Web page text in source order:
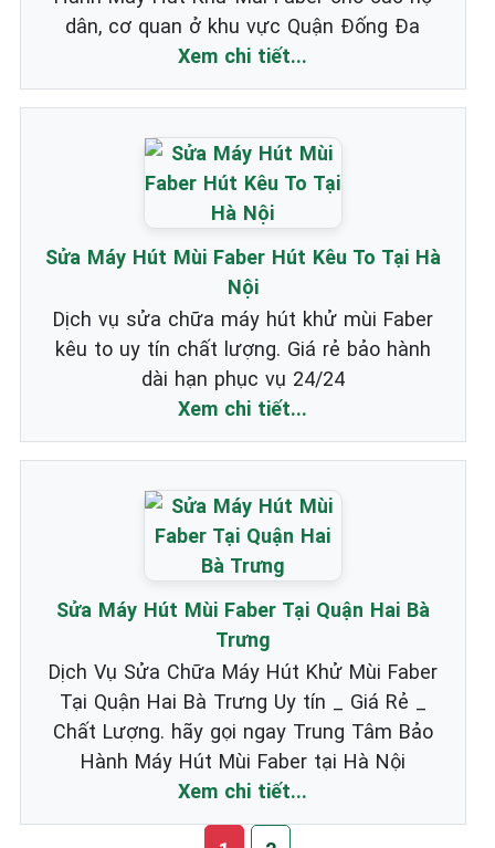
dân, cơ quan ở khu vực Quận Đống Đa
Xem chi tiết...
Sửa Máy Hút Mùi Faber Hút Kêu To Tại Hà
Nội
Dịch vụ sửa chữa máy hút khử mùi Faber
kêu to uy tín chất lượng. Giá rẻ bảo hành
dài hạn phục vụ 24/24
Xem chi tiết...
Sửa Máy Hút Mùi Faber Tại Quận Hai Bà
Trưng
Dịch Vụ Sửa Chữa Máy Hút Khử Mùi Faber
Tại Quận Hai Bà Trưng Uy tín _ Giá Rẻ _
Chất Lượng. hãy gọi ngay Trung Tâm Bảo
Hành Máy Hút Mùi Faber tại Hà Nội
Xem chi tiết...